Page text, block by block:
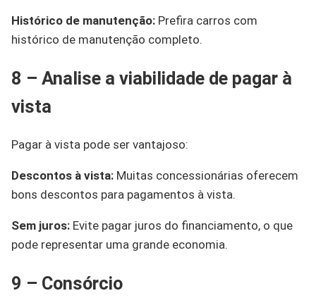
Histórico de manutenção: Prefira carros com
histórico de manutenção completo.
8 – Analise a viabilidade de pagar à
vista
Pagar à vista pode ser vantajoso:
Descontos à vista: Muitas concessionárias oferecem
bons descontos para pagamentos à vista.
Sem juros: Evite pagar juros do financiamento, o que
pode representar uma grande economia.
9 – Consórcio